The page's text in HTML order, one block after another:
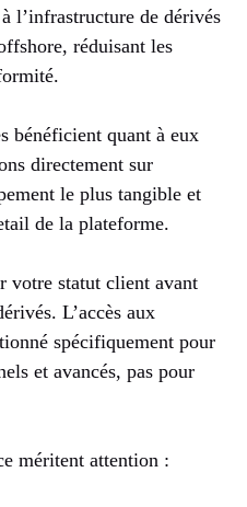
l’infrastructure de dérivés
réduisant les
bénéficient quant à eux
directement sur
le plus tangible et
de la plateforme.
votre statut client avant
L’accès aux
spécifiquement pour
et avancés, pas pour
méritent attention :